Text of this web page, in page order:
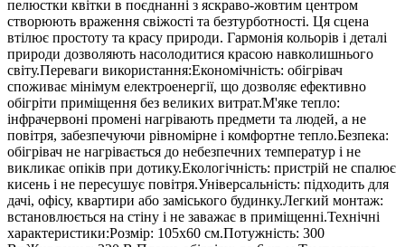
пелюстки квітки в поєднанні з яскраво-жовтим центром
створюють враження свіжості та безтурботності. Ця сцена
втілює простоту та красу природи. Гармонія кольорів і деталі
природи дозволяють насолодитися красою навколишнього
світу.Переваги використання:Економічність: обігрівач
споживає мінімум електроенергії, що дозволяє ефективно
обігріти приміщення без великих витрат.М'яке тепло:
інфрачервоні промені нагрівають предмети та людей, а не
повітря, забезпечуючи рівномірне і комфортне тепло.Безпека:
обігрівач не нагрівається до небезпечних температур і не
викликає опіків при дотику.Екологічність: пристрій не спалює
кисень і не пересушує повітря.Універсальність: підходить для
дачі, офісу, квартири або заміського будинку.Легкий монтаж:
встановлюється на стіну і не заважає в приміщенні.Технічні
характеристики:Розмір: 105х60 см.Потужність: 300